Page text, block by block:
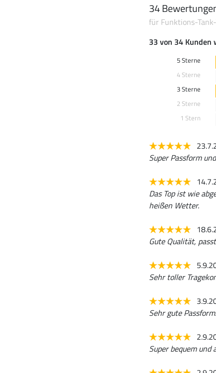
34
für Funktions-
33 von 34
5 Sterne
4 Sterne
3 Sterne
2 Sterne
1 Stern
Super Passform
Das Top ist wie
heißen Wetter.
Gute Qualität,
Sehr toller
Sehr gute
Super bequem und